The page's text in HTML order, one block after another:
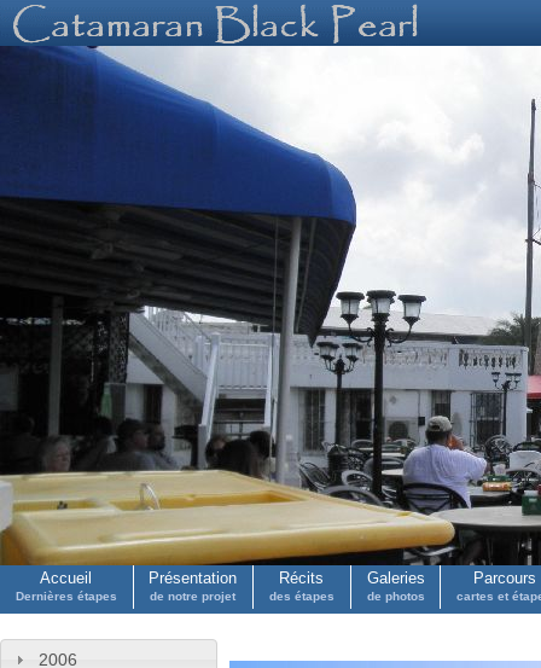
Accueil
Dernières étapes
Présentation
de notre projet
Récits
des étapes
Galeries
de photos
Parcours
cartes et
2006